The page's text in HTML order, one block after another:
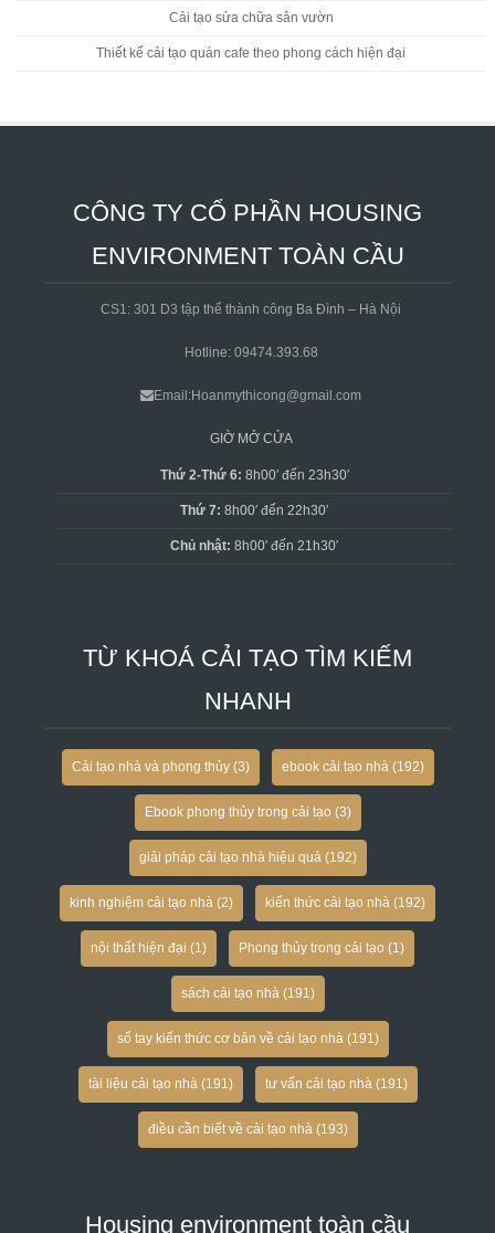
Cải tạo sửa chữa sân vườn
Thiết kế cải tạo quán cafe theo phong cách hiện đại
CÔNG TY CỔ PHẦN HOUSING
ENVIRONMENT TOÀN CẦU
CS1: 301 D3 tập thể thành công Ba Đình – Hà Nội
Hotline: 09474.393.68
Email:Hoanmythicong@gmail.com
GIỜ MỞ CỬA
Thứ 2-Thứ 6: 8h00′ đến 23h30′
Thứ 7: 8h00′ đến 22h30′
Chủ nhật: 8h00′ đến 21h30′
TỪ KHOÁ CẢI TẠO TÌM KIẾM
NHANH
Cải tạo nhà và phong thủy(3) ebook cải tạo nhà (192)
Ebook phong thủy trong cải tạo (3)
giải pháp cải tạo nhà hiệu quả (192)
kinh nghiệm cải tạo nhà (2) kiến thức cải tạo nhà (192)
nội thất hiện đại (1) Phong thủy trong cải tạo (1)
sách cải tạo nhà (191)
sổ tay kiến thức cơ bản về cải tạo nhà (191)
tài liệu cải tạo nhà (191) tư vấn cải tạo nhà (191)
điều cần biết về cải tạo nhà (193)
Housing environment toàn cầu